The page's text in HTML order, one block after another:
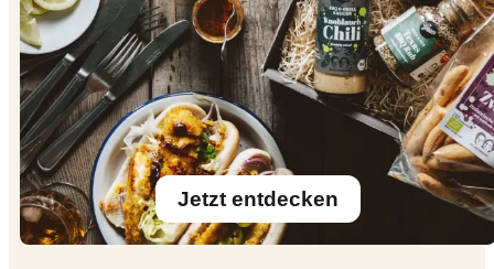
Jetzt entdecken